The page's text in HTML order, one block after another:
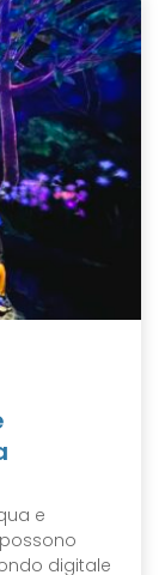
e
digitale